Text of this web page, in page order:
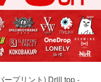
ープリント) Drill top -